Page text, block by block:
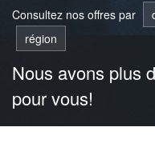
Consultez nos offres par
région
Nous avons plus
pour vous!